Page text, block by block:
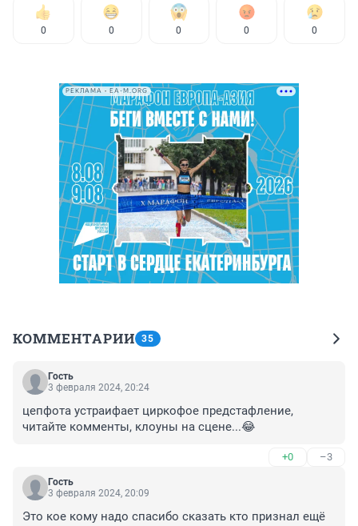
0 0 0 0 0
РЕКЛАМА • EA-M.ORG
КОММЕНТАРИИ 35
Гость
3 февраля 2024, 20:24
цепфота устраифает циркофое предстафление,
читайте комменты, клоуны на сцене...😂
+0 –3
Гость
3 февраля 2024, 20:09
Это кое кому надо спасибо сказать кто признал ещё